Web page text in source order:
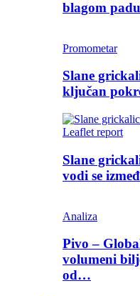
blagom
Promometar
Slane
ključan
Leaflet report
Slane
vodi se
Analiza
Pivo –
volumeni
od…